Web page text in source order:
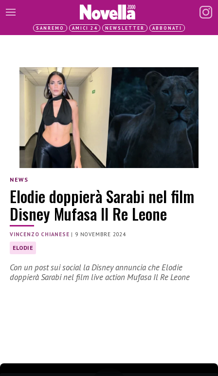
SANREMO AMICI 24 NEWSLETTER ABBONATI
NEWS
Elodie doppierà Sarabi nel film
Disney Mufasa Il Re Leone
VINCENZO CHIANESE | 9 NOVEMBRE 2024
ELODIE
Con un post sui social la Disney annuncia che Elodie
doppierà Sarabi nel film live action Mufasa Il Re Leone